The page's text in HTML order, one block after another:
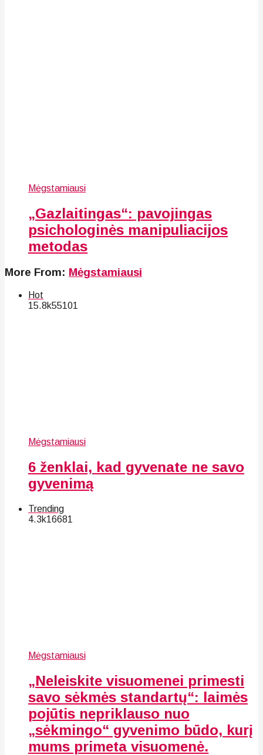
Mėgstamiausi
„Gazlaitingas“: pavojingas
psichologinės manipuliacijos
metodas
More From: Mėgstamiausi
Hot
15.8k55101
Mėgstamiausi
6 ženklai, kad gyvenate ne savo
gyvenimą
Trending
4.3k16681
Mėgstamiausi
„Neleiskite visuomenei primesti
savo sėkmės standartų“: laimės
pojūtis nepriklauso nuo
„sėkmingo“ gyvenimo būdo, kurį
mums primeta visuomenė.